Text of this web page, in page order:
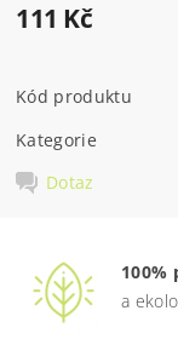
111 Kč
Kód produktu
Kategorie
Dotaz
100%
a